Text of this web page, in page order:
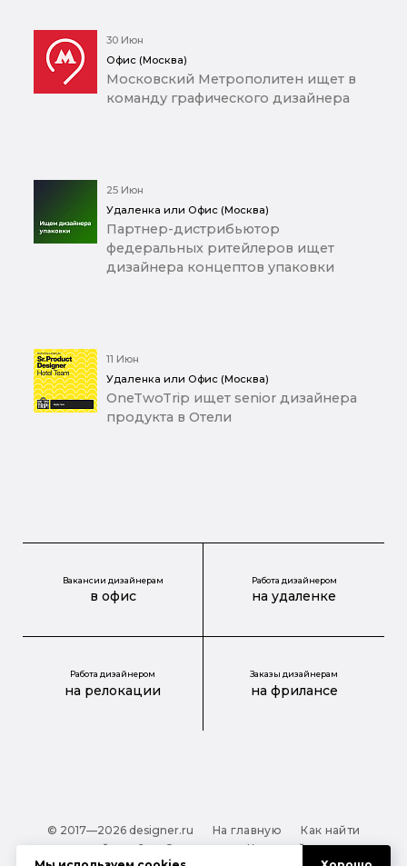
30 Июн
Офис (Москва)
Московский Метрополитен ищет в
команду графического дизайнера
25 Июн
Удаленка или Офис (Москва)
Партнер-дистрибьютор
федеральных ритейлеров ищет
дизайнера концептов упаковки
11 Июн
Удаленка или Офис (Москва)
OneTwoTrip ищет senior дизайнера
продукта в Отели
Вакансии дизайнерам
в офис
Работа дизайнером
на удаленке
Работа дизайнером
на релокации
Заказы дизайнерам
на фрилансе
© 2017—2026 designer.ru На главную
Как найти
дизайнера?
О проекте
Карта сайта